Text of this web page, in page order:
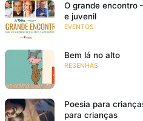
O grande encontro
e juvenil
EVENTOS
Bem lá no alto
RESENHAS
Poesia para
para crianças